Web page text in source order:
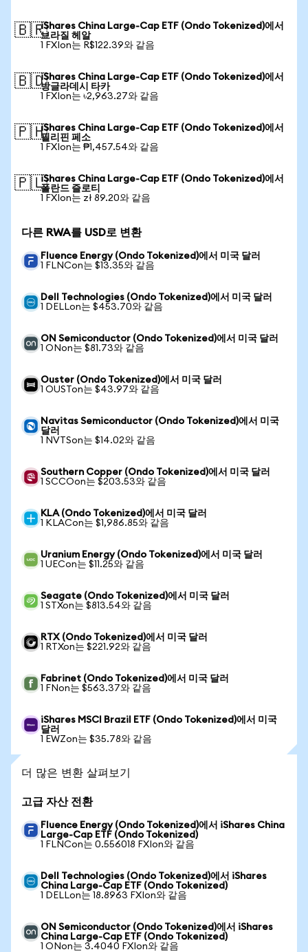
🇧🇷iShares China Large-Cap ETF (Ondo Tokenized)에서
브라질 헤알
1 FXIon는 R$122.39와 같음
🇧🇩iShares China Large-Cap ETF (Ondo Tokenized)에서
방글라데시 타카
1 FXIon는 ৳2,963.27와 같음
🇵🇭iShares China Large-Cap ETF (Ondo Tokenized)에서
필리핀 페소
1 FXIon는 ₱1,457.54와 같음
🇵🇱iShares China Large-Cap ETF (Ondo Tokenized)에서
폴란드 즐로티
1 FXIon는 zł 89.20와 같음
다른 RWA를 USD로 변환
Fluence Energy (Ondo Tokenized)에서 미국 달러
1 FLNCon는 $13.35와 같음
Dell Technologies (Ondo Tokenized)에서 미국 달러
1 DELLon는 $453.70와 같음
ON Semiconductor (Ondo Tokenized)에서 미국 달러
1 ONon는 $81.73와 같음
Ouster (Ondo Tokenized)에서 미국 달러
1 OUSTon는 $43.97와 같음
Navitas Semiconductor (Ondo Tokenized)에서 미국
달러
1 NVTSon는 $14.02와 같음
Southern Copper (Ondo Tokenized)에서 미국 달러
1 SCCOon는 $203.53와 같음
KLA (Ondo Tokenized)에서 미국 달러
1 KLACon는 $1,986.85와 같음
Uranium Energy (Ondo Tokenized)에서 미국 달러
1 UECon는 $11.25와 같음
Seagate (Ondo Tokenized)에서 미국 달러
1 STXon는 $813.54와 같음
RTX (Ondo Tokenized)에서 미국 달러
1 RTXon는 $221.92와 같음
Fabrinet (Ondo Tokenized)에서 미국 달러
1 FNon는 $563.37와 같음
iShares MSCI Brazil ETF (Ondo Tokenized)에서 미국
달러
1 EWZon는 $35.78와 같음
더 많은 변환 살펴보기
고급 자산 전환
Fluence Energy (Ondo Tokenized)에서 iShares China
Large-Cap ETF (Ondo Tokenized)
1 FLNCon는 0.556018 FXIon와 같음
Dell Technologies (Ondo Tokenized)에서 iShares
China Large-Cap ETF (Ondo Tokenized)
1 DELLon는 18.8963 FXIon와 같음
ON Semiconductor (Ondo Tokenized)에서 iShares
China Large-Cap ETF (Ondo Tokenized)
1 ONon는 3.4040 FXIon와 같음